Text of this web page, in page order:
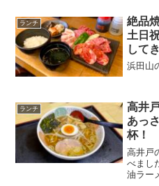
んのラ
ート。
ランチ
絶品
土日
して
浜田山
ランチ
高井
あっ
杯！
高井戸
べまし
油ラー